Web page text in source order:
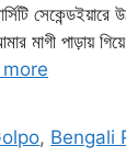
মাগী পাড়ায়
, Bengali